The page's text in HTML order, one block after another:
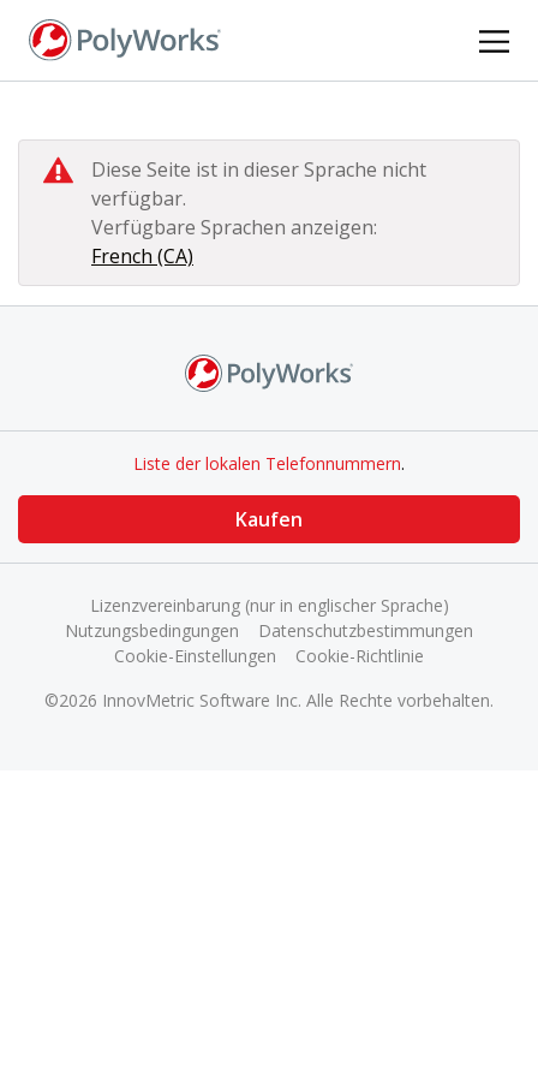
Direkt
zum
Diese Seite ist in dieser Sprache nicht
verfügbar.
Verfügbare Sprachen anzeigen:
French (CA)
Liste der lokalen Telefonnummern.
Kaufen
©2026 InnovMetric Software Inc. Alle Rechte vorbehalten.
Lizenzvereinbarung (nur in englischer Sprache)
Nutzungsbedingungen
Datenschutzbestimmungen
Cookie-Einstellungen
Cookie-Richtlinie